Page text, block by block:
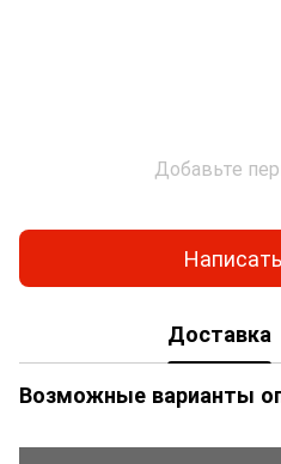
Добавьте
Доставка
Возможные варианты